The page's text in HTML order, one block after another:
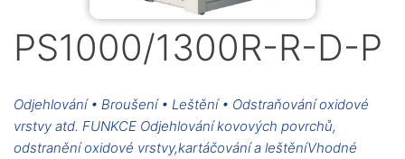
PS1000/1300R-R-D-P
Odjehlování • Broušení • Leštění • Odstraňování oxidové
vrstvy atd. FUNKCE Odjehlování kovových povrchů,
odstranění oxidové vrstvy,kartáčování a leštěníVhodné